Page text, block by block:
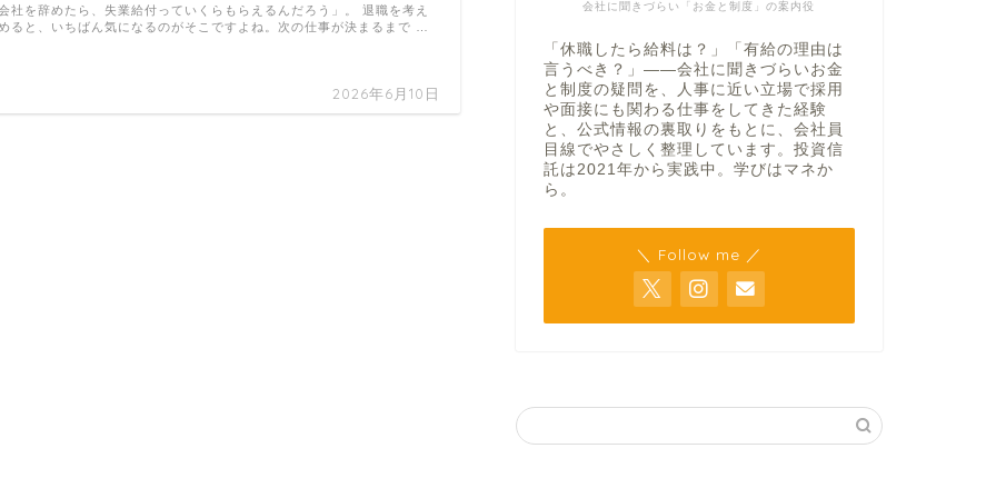
2026年6月10日
社を辞めたら、失業給付っていくらもらえるんだろう」。 退職を考え
ると、いちばん気になるのがそこですよね。次の仕事が決まるまで …
会社に聞きづらい「お金と制度」の案内役
「休職したら給料は？」「有給の理由は
言うべき？」——会社に聞きづらいお金
と制度の疑問を、人事に近い立場で採用
や面接にも関わる仕事をしてきた経験
と、公式情報の裏取りをもとに、会社員
目線でやさしく整理しています。投資信
託は2021年から実践中。学びはマネか
ら。
＼ Follow me ／